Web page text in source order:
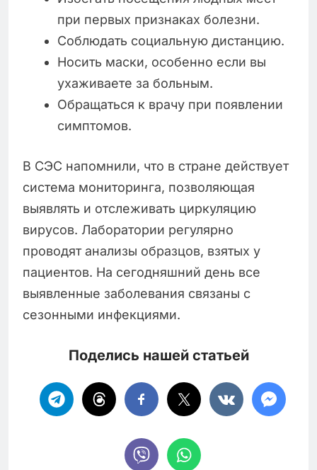
при первых признаках болезни.
Соблюдать социальную дистанцию.
Носить маски, особенно если вы
ухаживаете за больным.
Обращаться к врачу при появлении
симптомов.
В СЭС напомнили, что в стране действует
система мониторинга, позволяющая
выявлять и отслеживать циркуляцию
вирусов. Лаборатории регулярно
проводят анализы образцов, взятых у
пациентов. На сегодняшний день все
выявленные заболевания связаны с
сезонными инфекциями.
Поделись нашей статьей